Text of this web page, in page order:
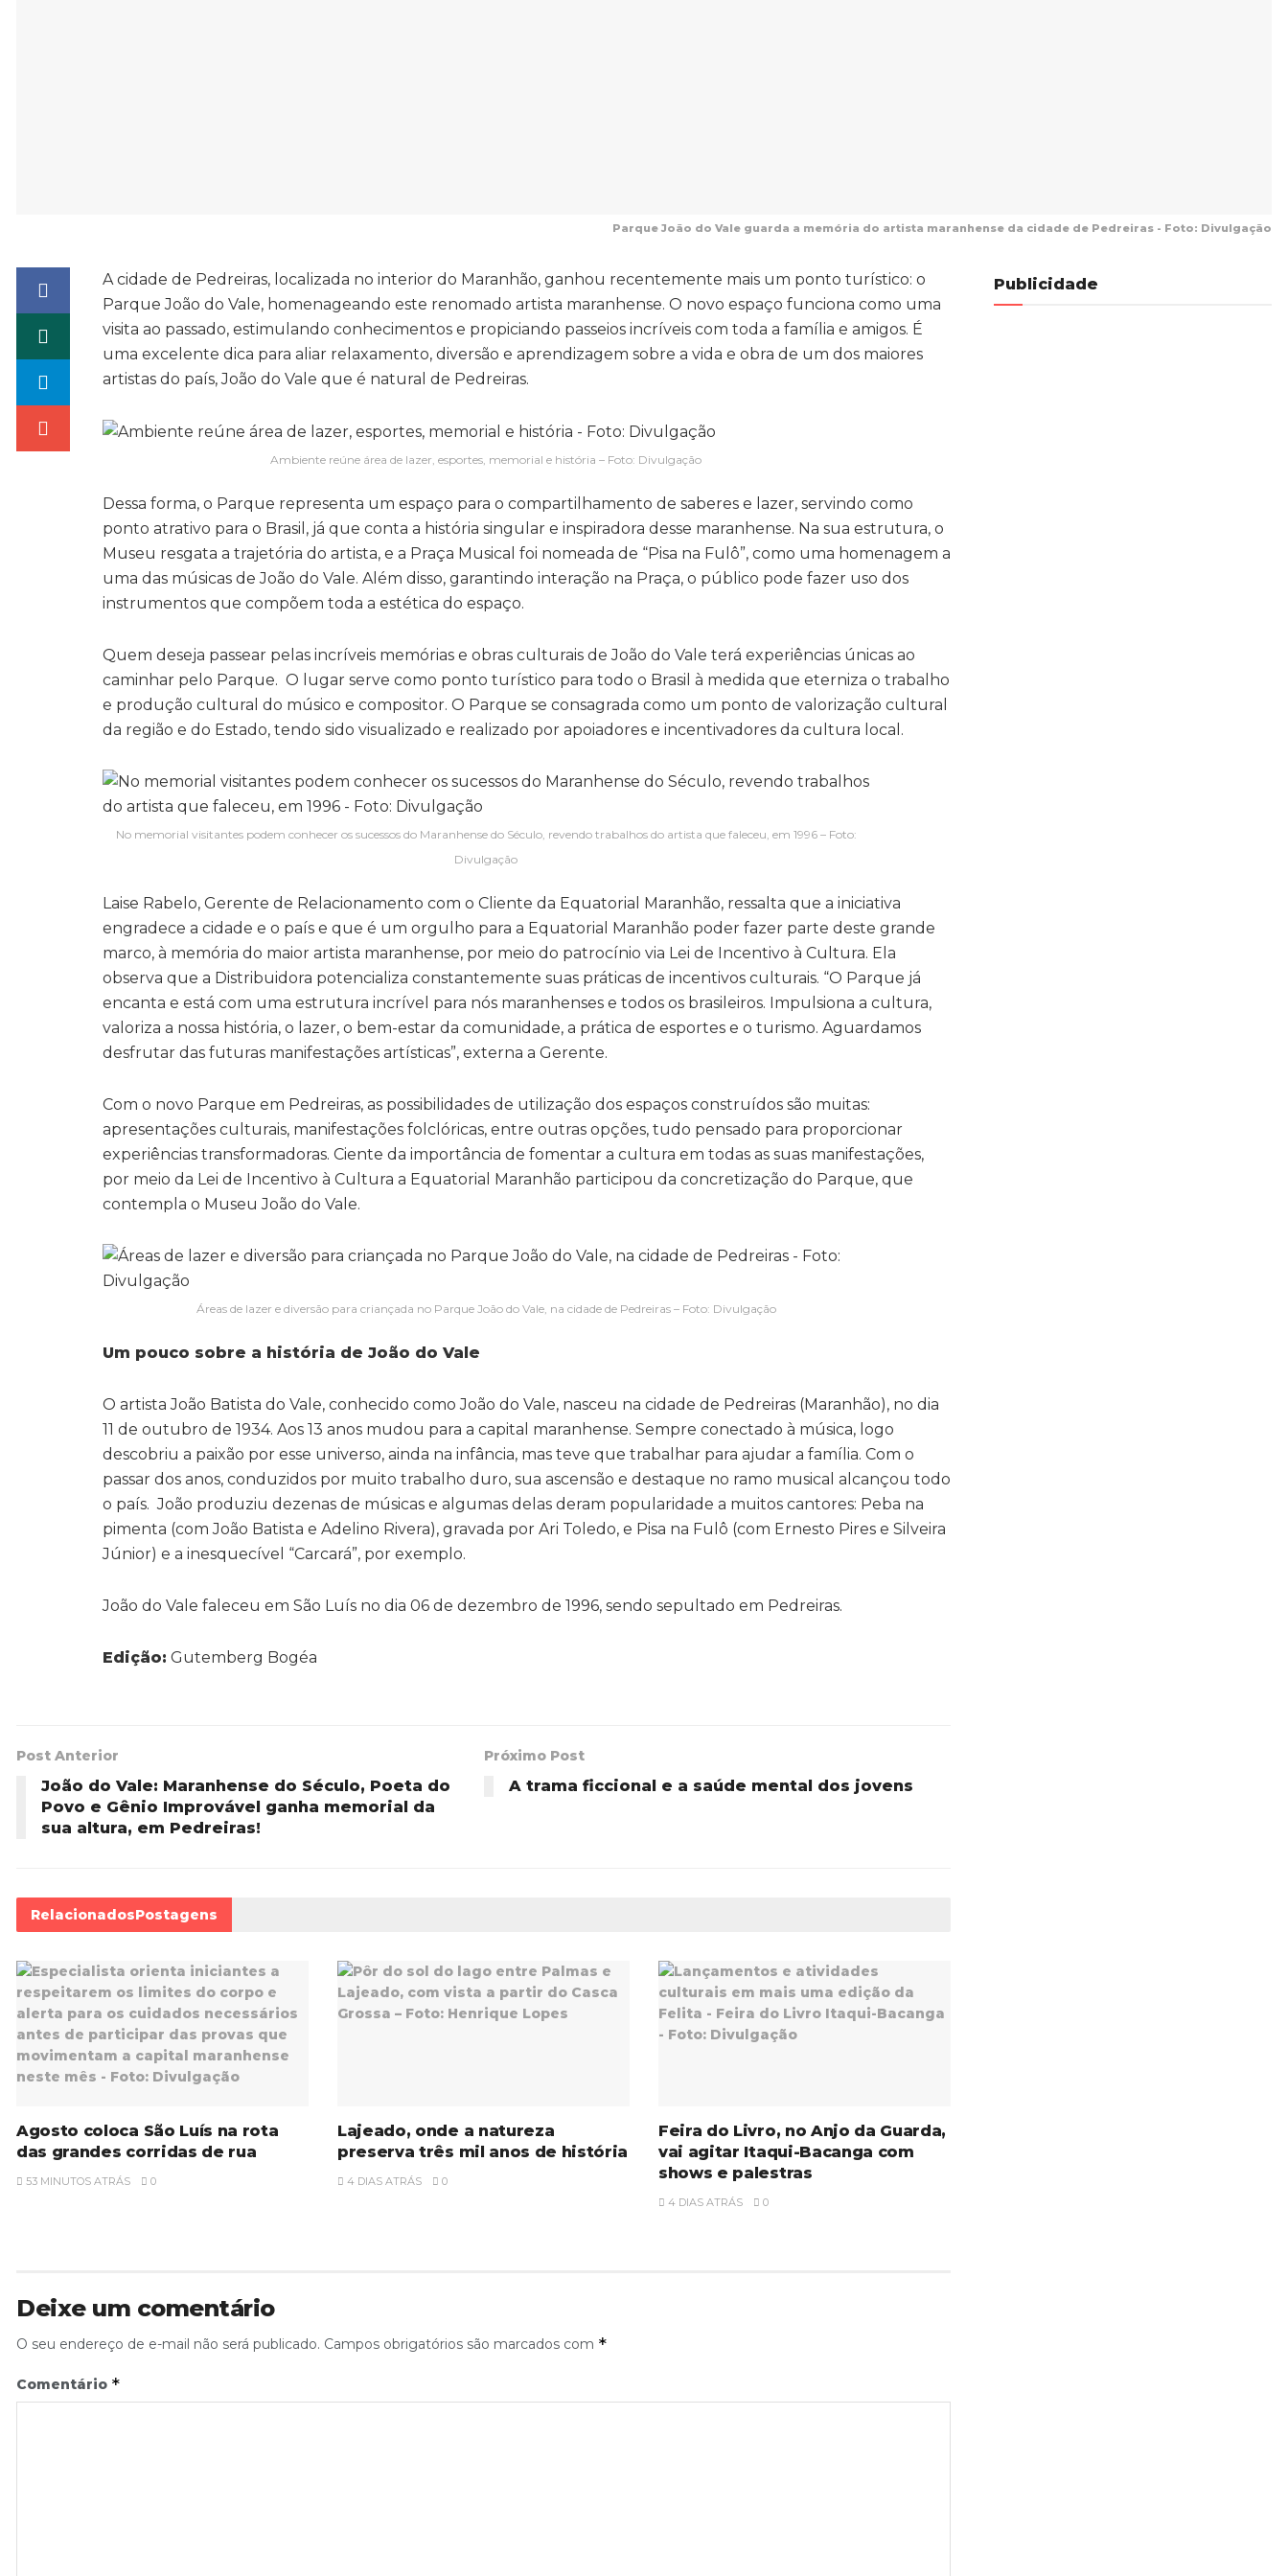
Parque João do Vale guarda a memória do artista maranhense da cidade de Pedreiras - Foto: Divulgação
A cidade de Pedreiras, localizada no interior do Maranhão, ganhou recentemente mais um ponto turístico: o
Parque João do Vale, homenageando este renomado artista maranhense. O novo espaço funciona como uma
visita ao passado, estimulando conhecimentos e propiciando passeios incríveis com toda a família e amigos. É
uma excelente dica para aliar relaxamento, diversão e aprendizagem sobre a vida e obra de um dos maiores
artistas do país, João do Vale que é natural de Pedreiras.
Ambiente reúne área de lazer, esportes, memorial e história – Foto: Divulgação
Dessa forma, o Parque representa um espaço para o compartilhamento de saberes e lazer, servindo como
ponto atrativo para o Brasil, já que conta a história singular e inspiradora desse maranhense. Na sua estrutura, o
Museu resgata a trajetória do artista, e a Praça Musical foi nomeada de “Pisa na Fulô”, como uma homenagem a
uma das músicas de João do Vale. Além disso, garantindo interação na Praça, o público pode fazer uso dos
instrumentos que compõem toda a estética do espaço.
Quem deseja passear pelas incríveis memórias e obras culturais de João do Vale terá experiências únicas ao
caminhar pelo Parque. O lugar serve como ponto turístico para todo o Brasil à medida que eterniza o trabalho
e produção cultural do músico e compositor. O Parque se consagrada como um ponto de valorização cultural
da região e do Estado, tendo sido visualizado e realizado por apoiadores e incentivadores da cultura local.
No memorial visitantes podem conhecer os sucessos do Maranhense do Século, revendo trabalhos do artista que faleceu, em 1996 – Foto:
Divulgação
Laise Rabelo, Gerente de Relacionamento com o Cliente da Equatorial Maranhão, ressalta que a iniciativa
engradece a cidade e o país e que é um orgulho para a Equatorial Maranhão poder fazer parte deste grande
marco, à memória do maior artista maranhense, por meio do patrocínio via Lei de Incentivo à Cultura. Ela
observa que a Distribuidora potencializa constantemente suas práticas de incentivos culturais. “O Parque já
encanta e está com uma estrutura incrível para nós maranhenses e todos os brasileiros. Impulsiona a cultura,
valoriza a nossa história, o lazer, o bem-estar da comunidade, a prática de esportes e o turismo. Aguardamos
desfrutar das futuras manifestações artísticas”, externa a Gerente.
Com o novo Parque em Pedreiras, as possibilidades de utilização dos espaços construídos são muitas:
apresentações culturais, manifestações folclóricas, entre outras opções, tudo pensado para proporcionar
experiências transformadoras. Ciente da importância de fomentar a cultura em todas as suas manifestações,
por meio da Lei de Incentivo à Cultura a Equatorial Maranhão participou da concretização do Parque, que
contempla o Museu João do Vale.
Áreas de lazer e diversão para criançada no Parque João do Vale, na cidade de Pedreiras – Foto: Divulgação
Um pouco sobre a história de João do Vale
O artista João Batista do Vale, conhecido como João do Vale, nasceu na cidade de Pedreiras (Maranhão), no dia
11 de outubro de 1934. Aos 13 anos mudou para a capital maranhense. Sempre conectado à música, logo
descobriu a paixão por esse universo, ainda na infância, mas teve que trabalhar para ajudar a família. Com o
passar dos anos, conduzidos por muito trabalho duro, sua ascensão e destaque no ramo musical alcançou todo
o país. João produziu dezenas de músicas e algumas delas deram popularidade a muitos cantores: Peba na
pimenta (com João Batista e Adelino Rivera), gravada por Ari Toledo, e Pisa na Fulô (com Ernesto Pires e Silveira
Júnior) e a inesquecível “Carcará”, por exemplo.
João do Vale faleceu em São Luís no dia 06 de dezembro de 1996, sendo sepultado em Pedreiras.
Edição: Gutemberg Bogéa
Post Anterior
João do Vale: Maranhense do Século, Poeta do
Povo e Gênio Improvável ganha memorial da
sua altura, em Pedreiras!
Próximo Post
A trama ficcional e a saúde mental dos jovens
RelacionadosPostagens
Agosto coloca São Luís na rota
das grandes corridas de rua
53 MINUTOS ATRÁS 0
Lajeado, onde a natureza
preserva três mil anos de história
4 DIAS ATRÁS 0
Feira do Livro, no Anjo da Guarda,
vai agitar Itaqui-Bacanga com
shows e palestras
4 DIAS ATRÁS 0
Deixe um comentário
O seu endereço de e-mail não será publicado. Campos obrigatórios são marcados com *
Comentário *
Publicidade